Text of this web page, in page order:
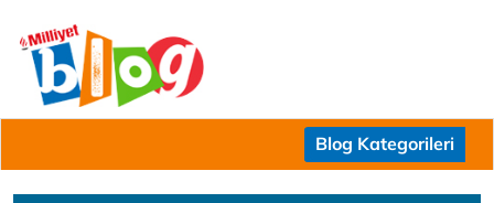
Blog Kategorileri